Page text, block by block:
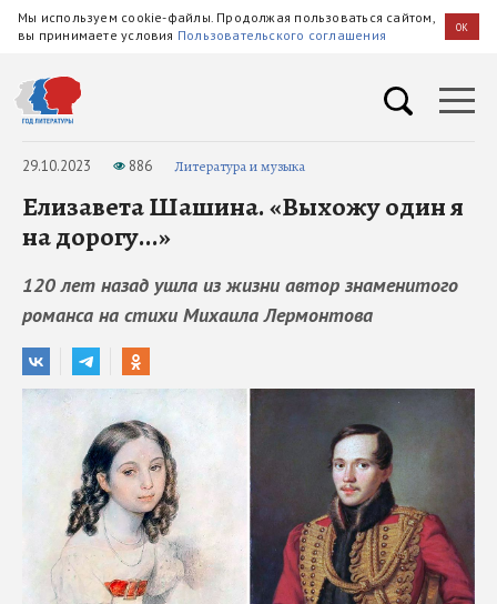
Мы используем cookie-файлы. Продолжая пользоваться сайтом,
вы принимаете условия Пользовательского соглашения OK
29.10.2023 886 Литература и музыка
Елизавета Шашина. «Выхожу один я
на дорогу...»
120 лет назад ушла из жизни автор знаменитого
романса на стихи Михаила Лермонтова